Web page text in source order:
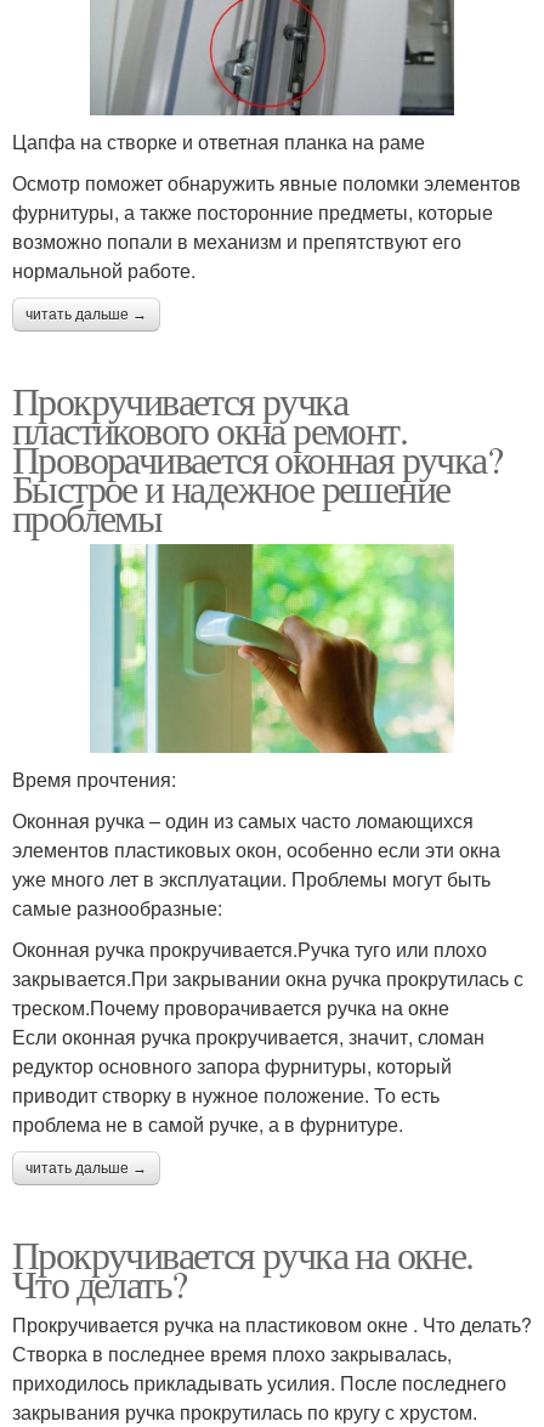
Цапфа на створке и ответная планка на раме
Осмотр поможет обнаружить явные поломки элементов
фурнитуры, а также посторонние предметы, которые
возможно попали в механизм и препятствуют его
нормальной работе.
читать дальше →
Прокручивается ручка
пластикового окна ремонт.
Проворачивается оконная ручка?
Быстрое и надежное решение
проблемы
Время прочтения:
Оконная ручка – один из самых часто ломающихся
элементов пластиковых окон, особенно если эти окна
уже много лет в эксплуатации. Проблемы могут быть
самые разнообразные:
Оконная ручка прокручивается.Ручка туго или плохо
закрывается.При закрывании окна ручка прокрутилась с
треском.Почему проворачивается ручка на окне
Если оконная ручка прокручивается, значит, сломан
редуктор основного запора фурнитуры, который
приводит створку в нужное положение. То есть
проблема не в самой ручке, а в фурнитуре.
читать дальше →
Прокручивается ручка на окне.
Что делать?
Прокручивается ручка на пластиковом окне . Что делать?
Створка в последнее время плохо закрывалась,
приходилось прикладывать усилия. После последнего
закрывания ручка прокрутилась по кругу с хрустом.